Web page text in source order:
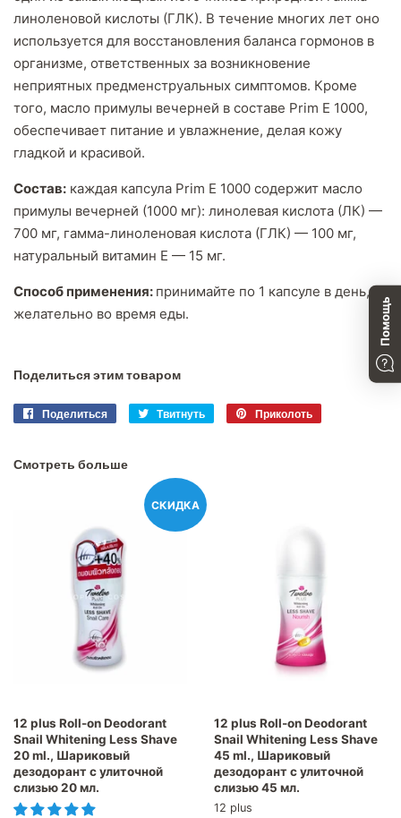
линоленовой кислоты (ГЛК). В течение многих лет оно
используется для восстановления баланса гормонов в
организме, ответственных за возникновение
неприятных предменструальных симптомов. Кроме
того, масло примулы вечерней в составе Prim E 1000,
обеспечивает питание и увлажнение, делая кожу
гладкой и красивой.
Состав: каждая капсула Prim E 1000 содержит масло
примулы вечерней (1000 мг): линолевая кислота (ЛК) —
700 мг, гамма-линоленовая кислота (ГЛК) — 100 мг,
натуральный витамин Е — 15 мг.
Способ применения: принимайте по 1 капсуле в день,
желательно во время еды.
Поделиться этим товаром
Поделиться
ПоделитьсяТвитнуть
ТвитнутьПриколоть
Смотреть больше
СКИДКА
12 plus Roll-on Deodorant
Snail Whitening Less Shave
20 ml., Шариковый
дезодорант с улиточной
слизью 20 мл.
12 plus Roll-on Deodorant
Snail Whitening Less Shave
45 ml., Шариковый
дезодорант с улиточной
слизью 45 мл.
12 plus
Помощь